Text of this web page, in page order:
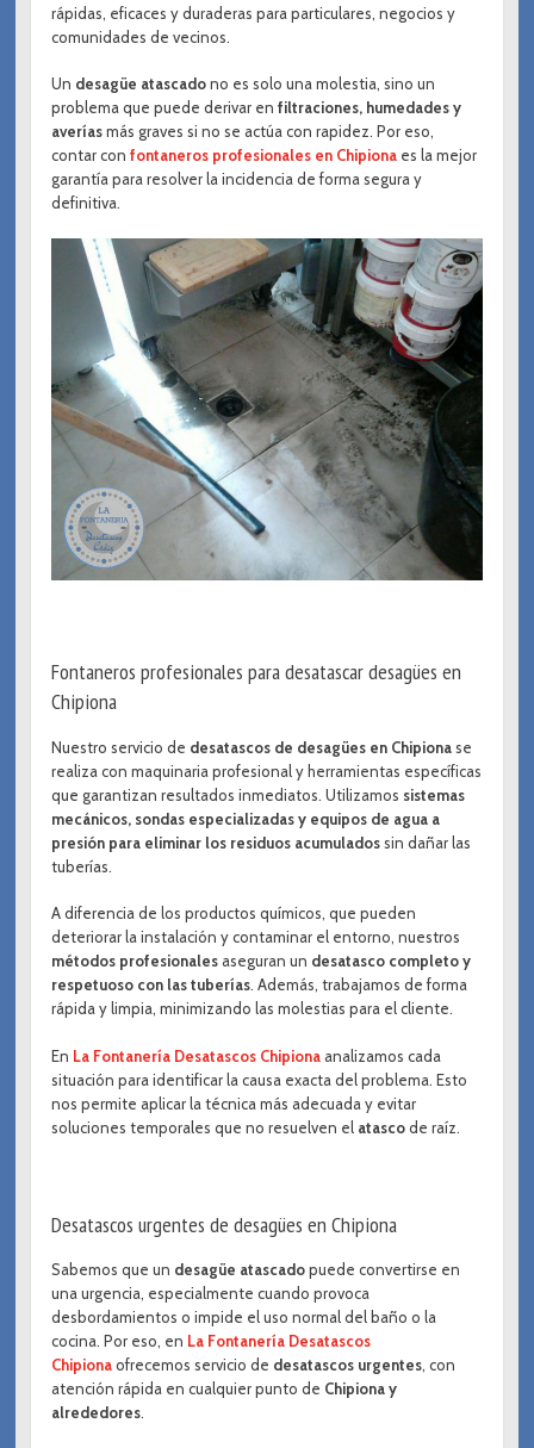
rápidas, eficaces y duraderas para particulares, negocios y
comunidades de vecinos.
Un desagüe atascadono es solo una molestia, sino un
problema que puede derivar enfiltraciones, humedades y
averíasmás graves si no se actúa con rapidez. Por eso,
contar confontaneros profesionales en Chipiona es la mejor
garantía para resolver la incidencia de forma segura y
definitiva.
Fontaneros profesionales para desatascar desagües en
Chipiona
Nuestro servicio de desatascos de desagües en Chipionase
realiza con maquinaria profesional y herramientas específicas
que garantizan resultados inmediatos. Utilizamos sistemas
mecánicos, sondas especializadas y equipos de agua a
presión para eliminar los residuos acumuladossin dañar las
tuberías.
A diferencia de los productos químicos, que pueden
deteriorar la instalación y contaminar el entorno, nuestros
métodos profesionales aseguran un desatasco completo y
respetuoso con las tuberías. Además, trabajamos de forma
rápida y limpia, minimizando las molestias para el cliente.
En La Fontanería Desatascos Chipiona analizamos cada
situación para identificar la causa exacta del problema. Esto
nos permite aplicar la técnica más adecuada y evitar
soluciones temporales que no resuelven el atascode raíz.
Desatascos urgentes de desagües en Chipiona
Sabemos que un desagüe atascadopuede convertirse en
una urgencia, especialmente cuando provoca
desbordamientos o impide el uso normal del baño o la
cocina. Por eso, en La Fontanería Desatascos
Chipionaofrecemos servicio de desatascos urgentes, con
atención rápida en cualquier punto de Chipiona y
alrededores.